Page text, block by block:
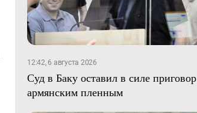
12:42, 6 августа 2026
Суд в Баку оставил в силе приговор
армянским пленным